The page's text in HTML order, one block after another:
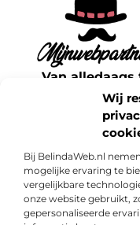
Wij
Bij BelindaWeb.nl
mogelijke ervaring te
vergelijkbare
onze website gebruikt,
gepersonaliseerde
Van
Ontdek
alles wat het
Bericht categorie